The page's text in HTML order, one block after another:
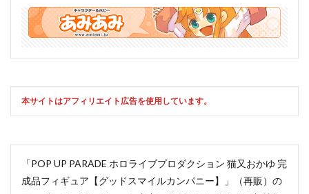
本サイトはアフィリエイト広告を使用しています。
「POP UP PARADE ホロライブプロダクション 猫又おかゆ 完
成品フィギュア【グッドスマイルカンパニー】」（再販）の